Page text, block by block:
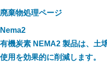
廃棄物処理ページ
Nema2
有機炭素 NEMA2 製品は、土
使用を効果的に削減します。